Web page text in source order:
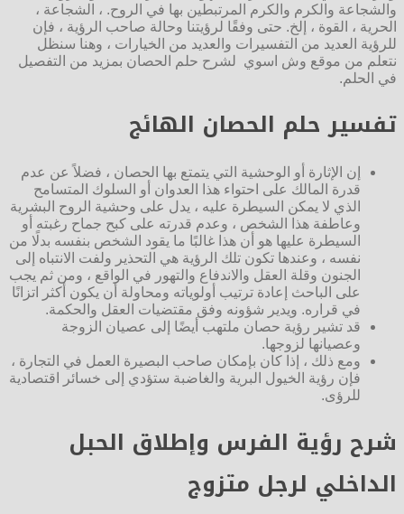
والشجاعة والكرم والكرم المرتبطين بها في الروح. ، الشجاعة ،
الحرية ، القوة ، إلخ. حتى وفقًا لرؤيتنا وحالة صاحب الرؤية ، فإن
للرؤية العديد من التفسيرات والعديد من الخيارات ، وهنا سنظل
نتعلم من موقع وش اسوي لشرح حلم الحصان بمزيد من التفصيل
في الحلم.
تفسير حلم الحصان الهائج
إن الإثارة أو الوحشية التي يتمتع بها الحصان ، فضلاً عن عدم
قدرة المالك على احتواء هذا العدوان أو السلوك المتسامح
الذي لا يمكن السيطرة عليه ، يدل على وحشية الروح البشرية
وعاطفة هذا الشخص ، وعدم قدرته على كبح جماح رغبته أو
السيطرة عليها هو أن هذا غالبًا ما يقود الشخص بنفسه بدلًا من
نفسه ، وعندها تكون تلك الرؤية هي التحذير ولفت الانتباه إلى
الجنون وقلة العقل والاندفاع والتهور في الواقع ، ومن ثم يجب
على الباحث إعادة ترتيب أولوياته ومحاولة أن يكون أكثر اتزانًا
في قراره. ويدير شؤونه وفق مقتضيات العقل والحكمة.
قد تشير رؤية حصان ملتهب أيضًا إلى عصيان الزوجة
وعصيانها لزوجها.
ومع ذلك ، إذا كان بإمكان صاحب البصيرة العمل في التجارة ،
فإن رؤية الخيول البرية والغاضبة ستؤدي إلى خسائر اقتصادية
للرؤى.
شرح رؤية الفرس وإطلاق الحبل
الداخلي لرجل متزوج